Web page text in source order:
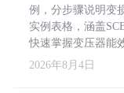
例，分步骤说明变
实例表格，涵盖
快速掌握变压器能
2026年8月4日